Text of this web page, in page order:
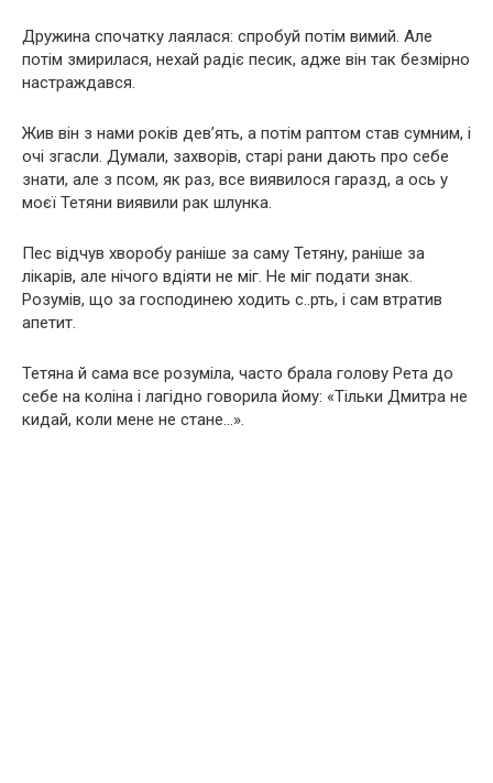
Дружина спочатку лаялася: спробуй потім вимий. Але
потім змирилася, нехай радіє песик, адже він так безмірно
настраждався.
Жив він з нами років дев’ять, а потім раптом став сумним, і
очі згасли. Думали, захворів, старі рани дають про себе
знати, але з псом, як раз, все виявилося гаразд, а ось у
моєї Тетяни виявили рак шлунка.
Пес відчув хворобу раніше за саму Тетяну, раніше за
лікарів, але нічого вдіяти не міг. Не міг подати знак.
Розумів, що за господинею ходить с..рть, і сам втратив
апетит.
Тетяна й сама все розуміла, часто брала голову Рета до
себе на коліна і лагідно говорила йому: «Тільки Дмитра не
кидай, коли мене не стане…».